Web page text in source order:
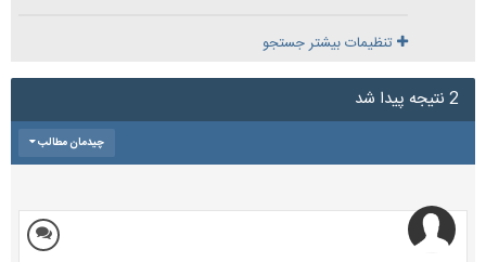
تنظیمات بیشتر جستجو
2 نتیجه پیدا شد
چیدمان مطالب